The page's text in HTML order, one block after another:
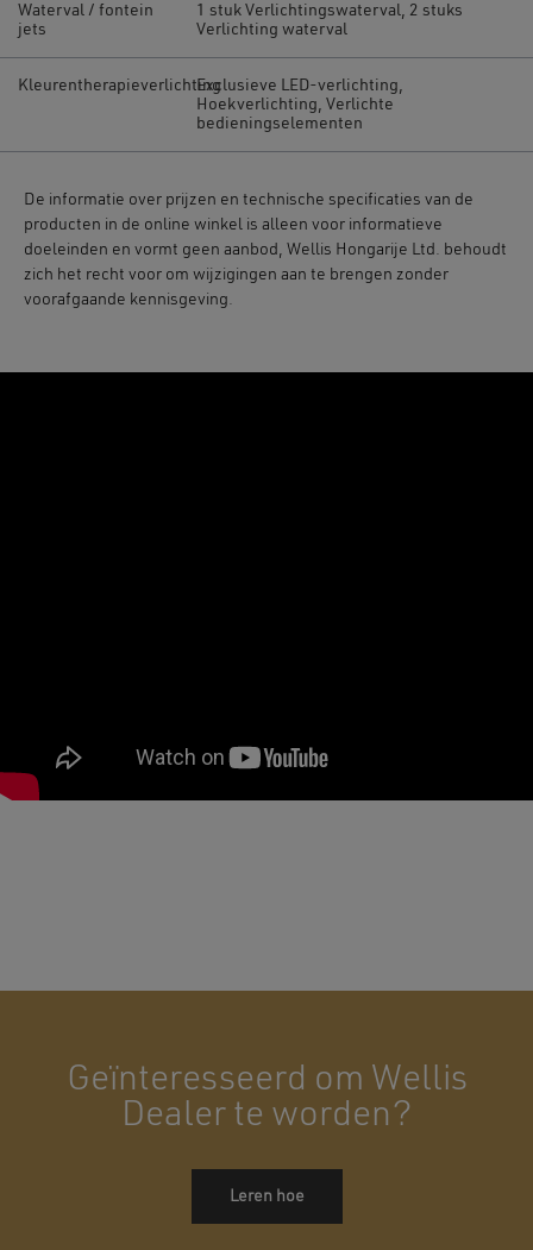
Waterval / fontein
jets
1 stuk Verlichtingswaterval, 2 stuks
Verlichting waterval
KleurentherapieverlichtingExclusieve LED-verlichting,
Hoekverlichting, Verlichte
bedieningselementen
De informatie over prijzen en technische specificaties van de
producten in de online winkel is alleen voor informatieve
doeleinden en vormt geen aanbod, Wellis Hongarije Ltd. behoudt
zich het recht voor om wijzigingen aan te brengen zonder
voorafgaande kennisgeving.
Geïnteresseerd om Wellis
Dealer te worden?
Leren hoe